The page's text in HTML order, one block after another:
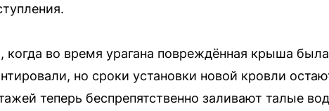
когда во время урагана повреждённая крыша
но сроки установки новой кровли
теперь беспрепятственно заливают талые